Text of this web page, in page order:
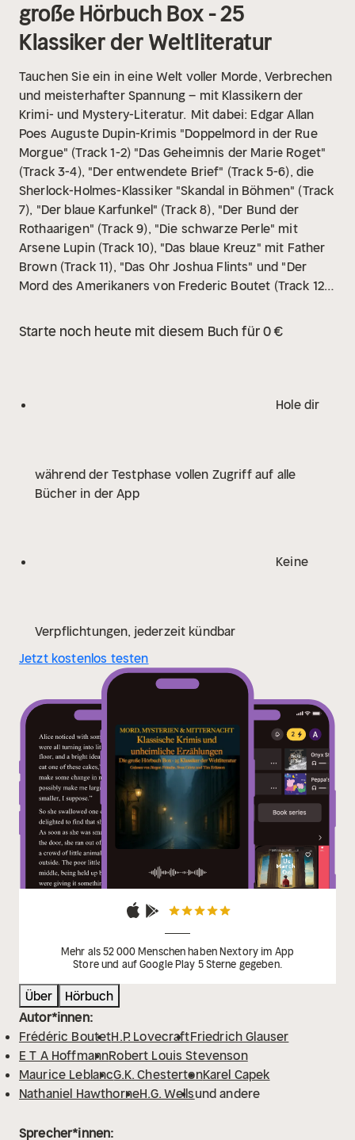
große Hörbuch Box - 25
Klassiker der Weltliteratur
Tauchen Sie ein in eine Welt voller Morde, Verbrechen
und meisterhafter Spannung – mit Klassikern der
Krimi- und Mystery-Literatur. Mit dabei: Edgar Allan
Poes Auguste Dupin-Krimis "Doppelmord in der Rue
Morgue" (Track 1-2) "Das Geheimnis der Marie Roget"
(Track 3-4), "Der entwendete Brief" (Track 5-6), die
Sherlock-Holmes-Klassiker "Skandal in Böhmen" (Track
7), "Der blaue Karfunkel" (Track 8), "Der Bund der
Rothaarigen" (Track 9), "Die schwarze Perle" mit
Arsene Lupin (Track 10), "Das blaue Kreuz" mit Father
Brown (Track 11), "Das Ohr Joshua Flints" und "Der
Mord des Amerikaners von Frederic Boutet (Track 12-
Schatz des Maharadschas" von Rudolf von Rüts (Track
Scuderi" (Track 25-27), "Unterm Birnbaum" von
Goodman Brown" von Hawthorne (Track 37),
"Markheim" von Stevenson (Track 38), "Das System
Starte noch heute mit diesem Buch für 0 €
Hole dir
während der Testphase vollen Zugriff auf alle
Bücher in der App
Keine
Verpflichtungen, jederzeit kündbar
Jetzt kostenlos testen
Mehr als 52 000 Menschen haben Nextory im App
Store und auf Google Play 5 Sterne gegeben.
Über
Hörbuch
Autor*innen:
Frédéric BoutetH.P. LovecraftFriedrich Glauser
E T A HoffmannRobert Louis Stevenson
Maurice LeblancG.K. ChestertonKarel Capek
Nathaniel HawthorneH.G. Wellsund andere
Sprecher*innen: